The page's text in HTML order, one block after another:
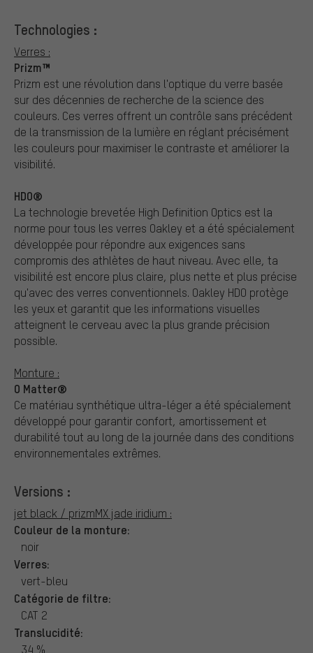
Technologies :
Verres :
Prizm™
Prizm est une révolution dans l'optique du verre basée
sur des décennies de recherche de la science des
couleurs. Ces verres offrent un contrôle sans précédent
de la transmission de la lumière en réglant précisément
les couleurs pour maximiser le contraste et améliorer la
visibilité.
HDO®
La technologie brevetée High Definition Optics est la
norme pour tous les verres Oakley et a été spécialement
développée pour répondre aux exigences sans
compromis des athlètes de haut niveau. Avec elle, ta
visibilité est encore plus claire, plus nette et plus précise
qu'avec des verres conventionnels. Oakley HDO protège
les yeux et garantit que les informations visuelles
atteignent le cerveau avec la plus grande précision
possible.
Monture :
O Matter®
Ce matériau synthétique ultra-léger a été spécialement
développé pour garantir confort, amortissement et
durabilité tout au long de la journée dans des conditions
environnementales extrêmes.
Versions :
jet black / prizmMX jade iridium :
Couleur de la monture:
noir
Verres:
vert-bleu
Catégorie de filtre:
CAT 2
Translucidité:
34 %